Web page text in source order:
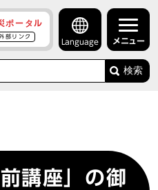
ポータル
部リンク
Language メニュー
検索
講座」の御